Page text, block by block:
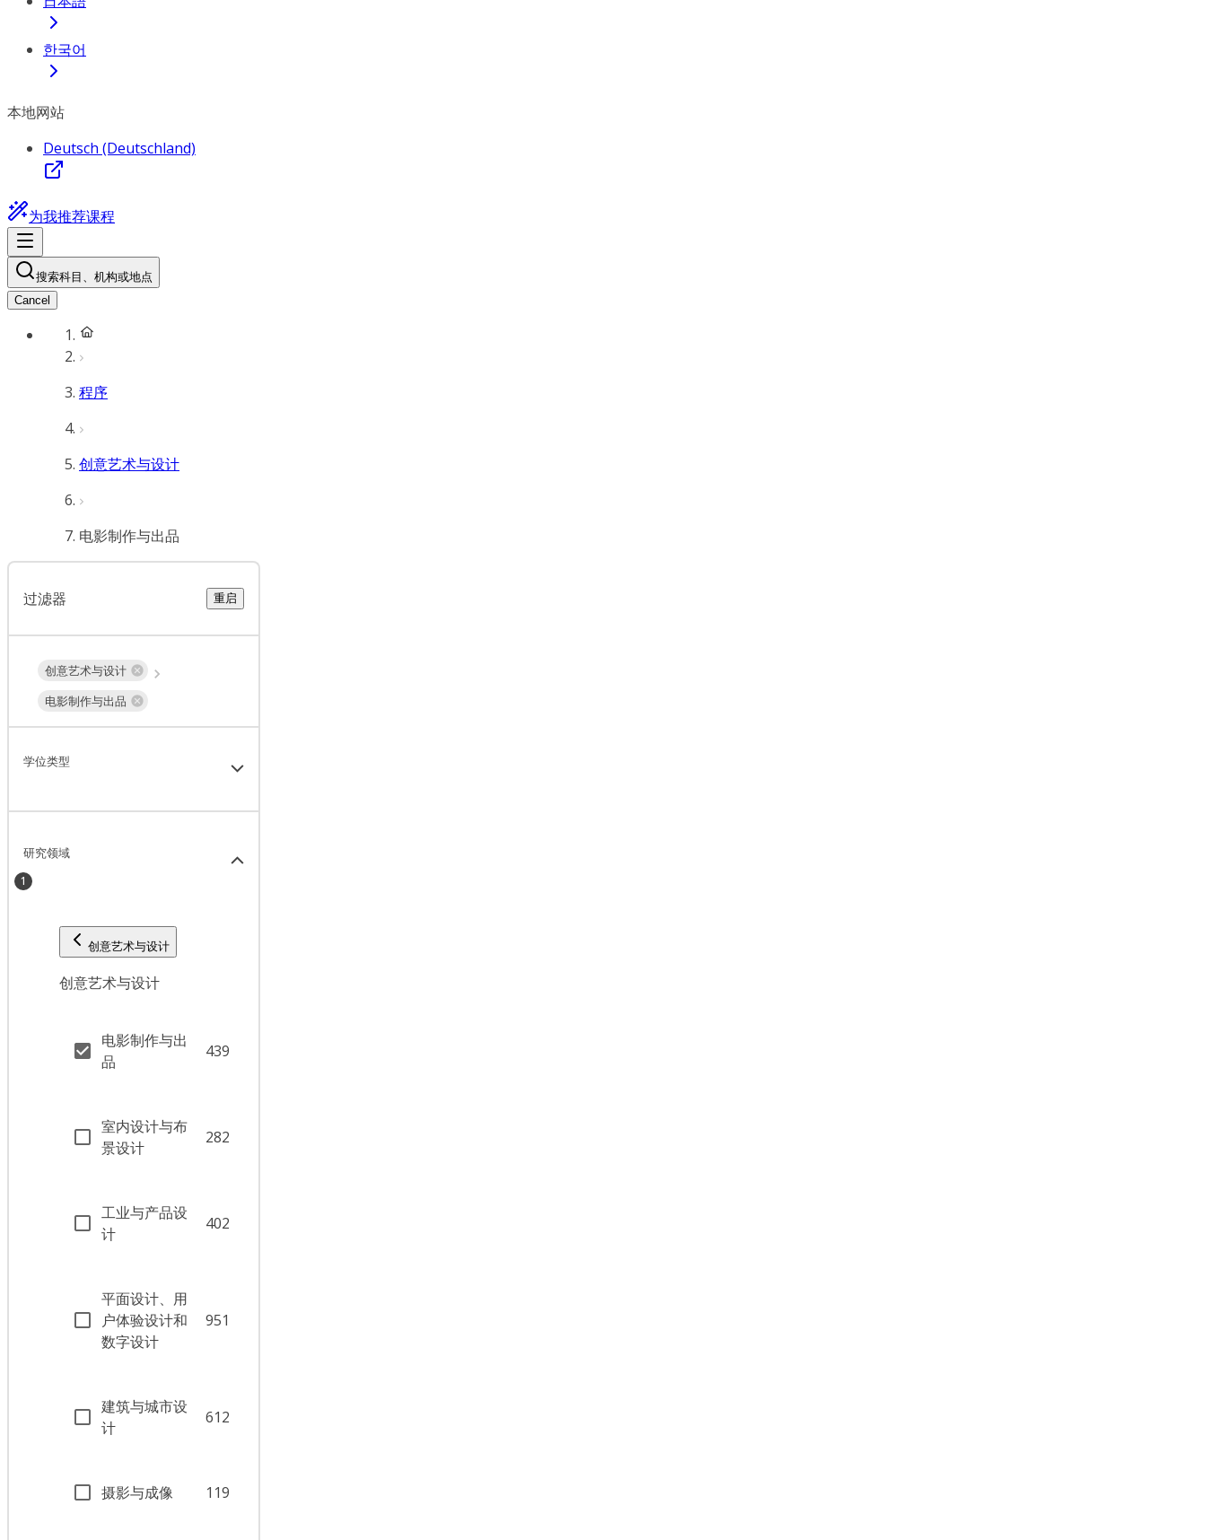
한국어
本地网站
Deutsch (Deutschland)
为我推荐课程
搜索科目、机构或地点
Cancel
程序
创意艺术与设计
电影制作与出品
过滤器 重启
创意艺术与设计
电影制作与出品
学位类型
研究领域
1
创意艺术与设计
创意艺术与设计
电影制作与出
品
439
室内设计与布
景设计
282
工业与产品设
计
402
平面设计、用
户体验设计和
数字设计
951
建筑与城市设
计
612
摄影与成像 119